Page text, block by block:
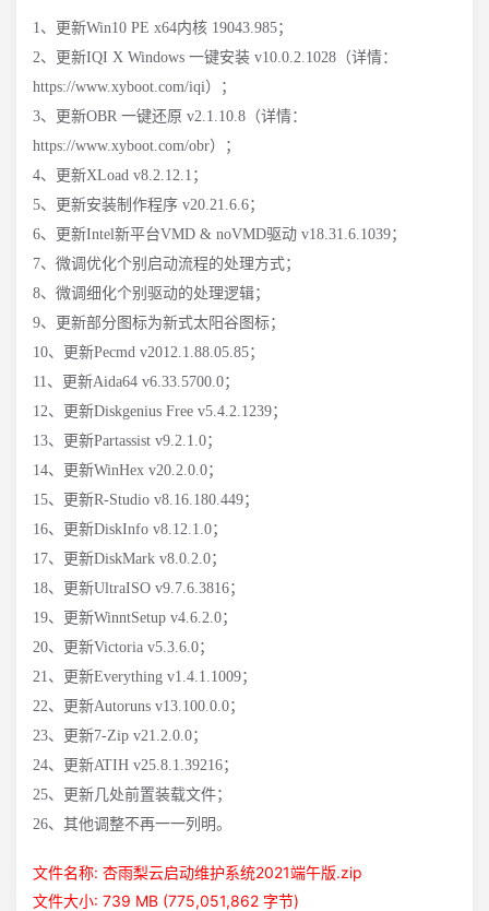
1、更新Win10 PE x64内核 19043.985；
2、更新IQI X Windows 一键安装 v10.0.2.1028（详情：
https://www.xyboot.com/iqi）；
3、更新OBR 一键还原 v2.1.10.8（详情：
https://www.xyboot.com/obr）；
4、更新XLoad v8.2.12.1；
5、更新安装制作程序 v20.21.6.6；
6、更新Intel新平台VMD & noVMD驱动 v18.31.6.1039；
7、微调优化个别启动流程的处理方式；
8、微调细化个别驱动的处理逻辑；
9、更新部分图标为新式太阳谷图标；
10、更新Pecmd v2012.1.88.05.85；
11、更新Aida64 v6.33.5700.0；
12、更新Diskgenius Free v5.4.2.1239；
13、更新Partassist v9.2.1.0；
14、更新WinHex v20.2.0.0；
15、更新R-Studio v8.16.180.449；
16、更新DiskInfo v8.12.1.0；
17、更新DiskMark v8.0.2.0；
18、更新UltraISO v9.7.6.3816；
19、更新WinntSetup v4.6.2.0；
20、更新Victoria v5.3.6.0；
21、更新Everything v1.4.1.1009；
22、更新Autoruns v13.100.0.0；
23、更新7-Zip v21.2.0.0；
24、更新ATIH v25.8.1.39216；
25、更新几处前置装载文件；
26、其他调整不再一一列明。
文件名称: 杏雨梨云启动维护系统2021端午版.zip
文件大小: 739 MB (775,051,862 字节)